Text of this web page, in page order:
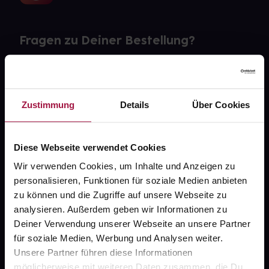
Zustimmung Details Über Cookies
Diese Webseite verwendet Cookies
Wir verwenden Cookies, um Inhalte und Anzeigen zu
personalisieren, Funktionen für soziale Medien anbieten
zu können und die Zugriffe auf unsere Webseite zu
analysieren. Außerdem geben wir Informationen zu
Deiner Verwendung unserer Webseite an unsere Partner
für soziale Medien, Werbung und Analysen weiter.
Unsere Partner führen diese Informationen
Fragen zu Deiner Bestellung?
Über uns
Karriere